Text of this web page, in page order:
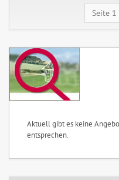
Seite 1
Aktuell gibt es keine
entsprechen.